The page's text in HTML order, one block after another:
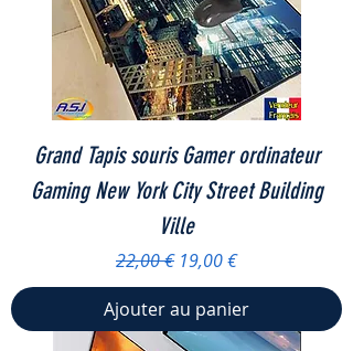
Grand Tapis souris Gamer ordinateur
Gaming New York City Street Building
Ville
Prix original
22,00 € Prix promotionnel
19,00 €
Ajouter au panier